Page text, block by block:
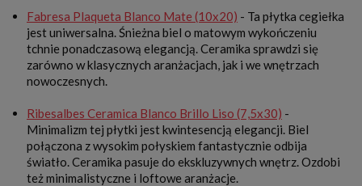
Fabresa Plaqueta Blanco Mate (10x20) - Ta płytka cegiełka
jest uniwersalna. Śnieżna biel o matowym wykończeniu
tchnie ponadczasową elegancją. Ceramika sprawdzi się
zarówno w klasycznych aranżacjach, jak i we wnętrzach
nowoczesnych.
Ribesalbes Ceramica Blanco Brillo Liso (7,5x30) -
Minimalizm tej płytki jest kwintesencją elegancji. Biel
połączona z wysokim połyskiem fantastycznie odbija
światło. Ceramika pasuje do ekskluzywnych wnętrz. Ozdobi
też minimalistyczne i loftowe aranżacje.